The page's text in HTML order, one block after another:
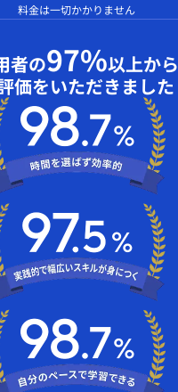
料金は一切かかりません
者の97%以上から
価をいただきました